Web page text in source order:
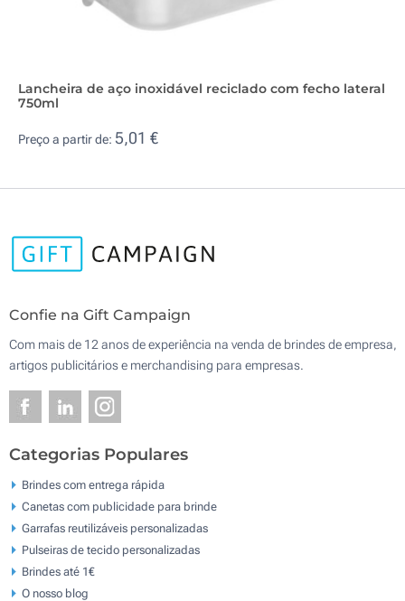
Lancheira de aço inoxidável reciclado com fecho lateral
750ml
Preço a partir de: 5,01 €
Confie na Gift Campaign
Com mais de 12 anos de experiência na venda de brindes de empresa,
artigos publicitários e merchandising para empresas.
Categorias Populares
Brindes com entrega rápida
Canetas com publicidade para brinde
Garrafas reutilizáveis personalizadas
Pulseiras de tecido personalizadas
Brindes até 1€
O nosso blog